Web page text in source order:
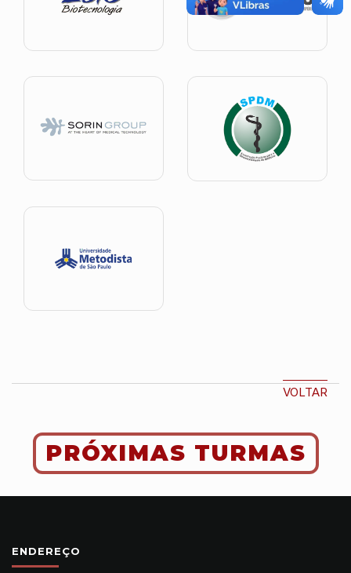
VOLTAR
PRÓXIMAS TURMAS
ENDEREÇO